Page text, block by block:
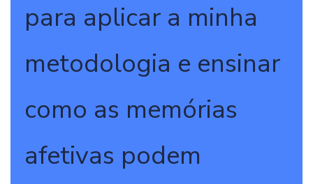
para aplicar a minha
metodologia e ensinar
como as memórias
afetivas podem